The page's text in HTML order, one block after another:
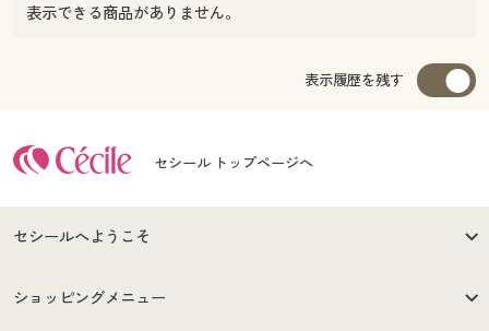
表示できる商品がありません。
表示履歴を残す
セシール トップページへ
セシールへようこそ
はじめての方へ
ショッピングメニュー